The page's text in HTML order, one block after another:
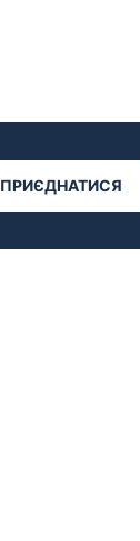
ПРИЄДНАТИСЯ